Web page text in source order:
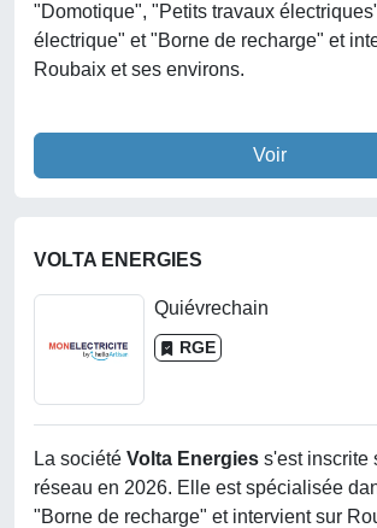
"Domotique", "Petits travaux
électrique" et "Borne de recharge" et
Roubaix et ses environs.
Voir
VOLTA ENERGIES
Quiévrechain
RGE
La société Volta Energies s'est inscrite
réseau en 2026. Elle est spécialisée
"Borne de recharge" et intervient sur